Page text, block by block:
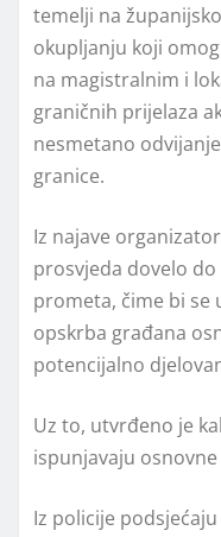
temelji na
okupljanju koji
na magistralnim i
graničnih prijelaza
nesmetano
granice.
Iz najave
prosvjeda dovelo
prometa, čime bi
opskrba građana
potencijalno
Uz to, utvrđeno je
ispunjavaju
Iz policije